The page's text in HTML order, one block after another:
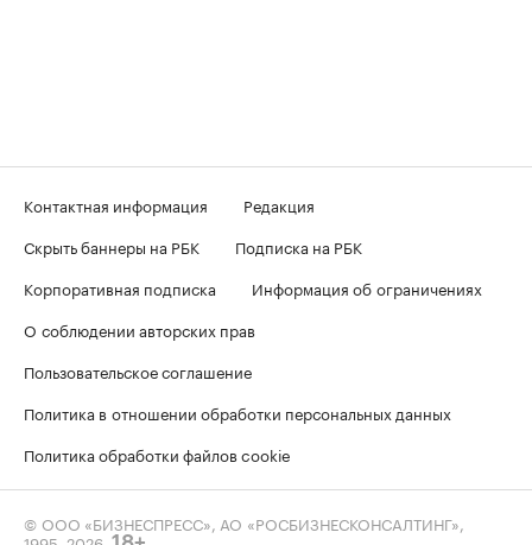
Контактная информация
Редакция
Скрыть баннеры на РБК
Подписка на РБК
Корпоративная подписка
Информация об ограничениях
О соблюдении авторских прав
Пользовательское соглашение
Политика в отношении обработки персональных данных
Политика обработки файлов cookie
© ООО «БИЗНЕСПРЕСС», АО «РОСБИЗНЕСКОНСАЛТИНГ»,